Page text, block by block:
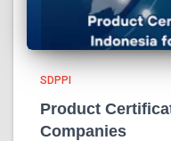
SDPPI
Product
Companies